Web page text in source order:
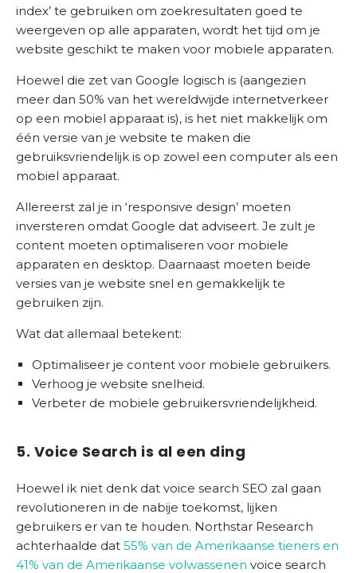
index’ te gebruiken om zoekresultaten goed te
weergeven op alle apparaten, wordt het tijd om je
website geschikt te maken voor mobiele apparaten.
Hoewel die zet van Google logisch is (aangezien
meer dan 50% van het wereldwijde internetverkeer
op een mobiel apparaat is), is het niet makkelijk om
één versie van je website te maken die
gebruiksvriendelijk is op zowel een computer als een
mobiel apparaat.
Allereerst zal je in ‘responsive design’ moeten
inversteren omdat Google dat adviseert. Je zult je
content moeten optimaliseren voor mobiele
apparaten en desktop. Daarnaast moeten beide
versies van je website snel en gemakkelijk te
gebruiken zijn.
Wat dat allemaal betekent:
Optimaliseer je content voor mobiele gebruikers.
Verhoog je website snelheid.
Verbeter de mobiele gebruikersvriendelijkheid.
5. Voice Search is al een ding
Hoewel ik niet denk dat voice search SEO zal gaan
revolutioneren in de nabije toekomst, lijken
gebruikers er van te houden. Northstar Research
achterhaalde dat 55% van de Amerikaanse tieners en
41% van de Amerikaanse volwassenen voice search